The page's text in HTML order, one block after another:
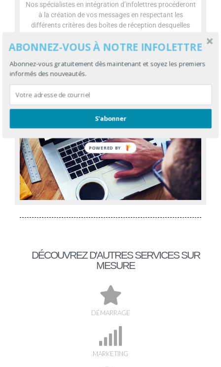
Nos spécialistes en intégration d’infolettres procéderont
à la création de vos messages en respectant les
différents critères des boîtes de réception desquelles
DÉCOUVREZ D'AUTRES SERVICES SUR
MESURE
DÉMARRAGE
MARKETING
ABONNEZ-VOUS À NOTRE INFOLETTRE
Abonnez-vous gratuitement dès maintenant et soyez les premiers
informés des nouveautés.
S'abonner
POWERED BY